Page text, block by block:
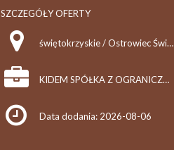
SZCZEGÓŁY OFERTY
świętokrzyskie / Ostrowiec Świętokrzyski
KIDEM SPÓŁKA Z OGRANICZONĄ ODPOWIEDZIALNOŚCIĄ
Data dodania: 2026-08-06